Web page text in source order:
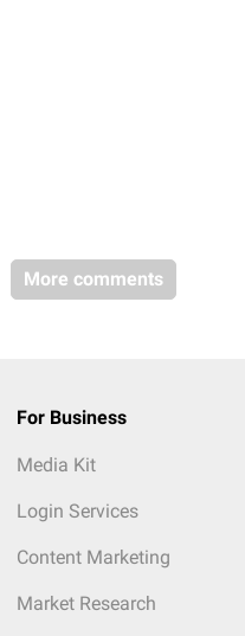
More comments
For Business
Media Kit
Login Services
Content Marketing
Market Research